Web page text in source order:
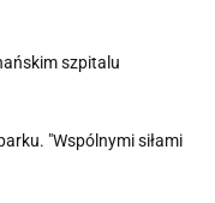
szpitalu
"Wspólnymi siłami